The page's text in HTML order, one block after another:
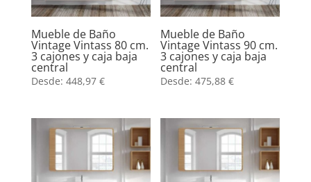
Mueble de Baño
Vintage Vintass 80 cm.
3 cajones y caja baja
central
Desde: 448,97 €
Mueble de Baño
Vintage Vintass 90 cm.
3 cajones y caja baja
central
Desde:475,88€